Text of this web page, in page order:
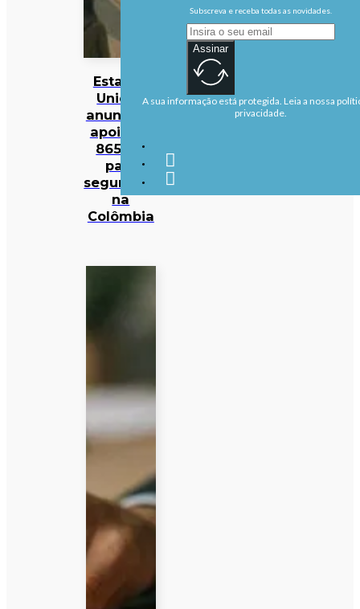
Estados
Unidos
anunciam
apoio de
865 ME
para
segurança
na
Colômbia
Subscreva e receba todas as novidades.
Assinar
A sua informação está protegida. Leia a nossa
privacidade.